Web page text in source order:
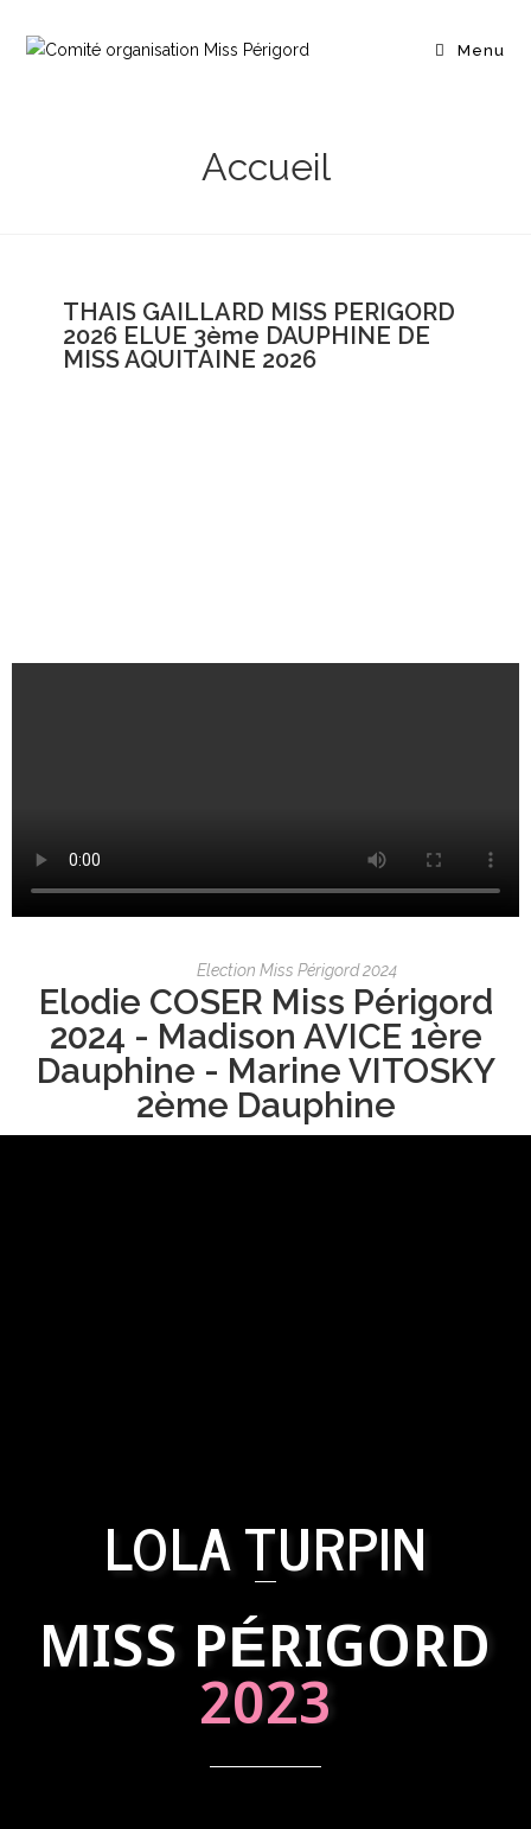
Menu
Accueil
THAIS GAILLARD MISS PERIGORD
2026 ELUE 3ème DAUPHINE DE
MISS AQUITAINE 2026
Election Miss Périgord 2024
Elodie COSER Miss Périgord
2024 - Madison AVICE 1ère
Dauphine - Marine VITOSKY
2ème Dauphine
LOLA TURPIN
MISS PÉRIGORD
2023